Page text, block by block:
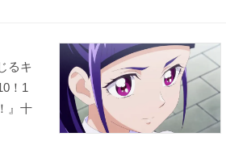
FAIRY TAIL ファイナル
シリーズ
シャルル
ロード オブ ヴァーミリ
オン 紅蓮の王
一条樹理亜
るキ
！1
』十